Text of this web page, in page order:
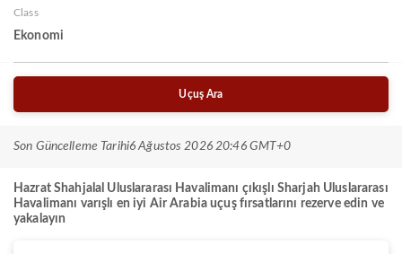
Class
Ekonomi
Uçuş Ara
Son Güncelleme Tarihi6 Ağustos 2026 20:46 GMT+0
Hazrat Shahjalal Uluslararası Havalimanı çıkışlı Sharjah Uluslararası
Havalimanı varışlı en iyi Air Arabia uçuş fırsatlarını rezerve edin ve
yakalayın